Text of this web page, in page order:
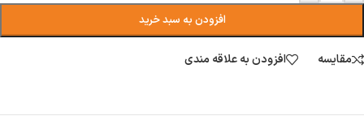
افزودن به سبد خرید
مقایسه افزودن به علاقه مندی